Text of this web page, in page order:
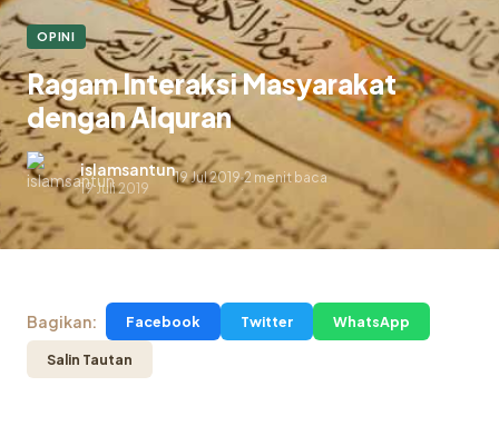
OPINI
Ragam Interaksi Masyarakat
dengan Alquran
islamsantun
19 Juli 2019
19 Jul 2019.2 menit baca
Bagikan: Facebook Twitter WhatsApp
Salin Tautan